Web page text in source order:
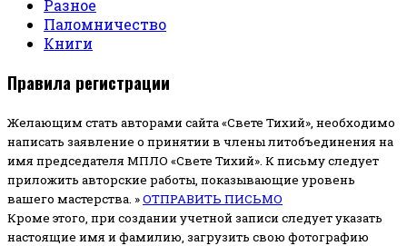
Разное
Паломничество
Книги
Правила регистрации
Желающим стать авторами сайта «Свете Тихий», необходимо
написать заявление о принятии в члены литобъединения на
имя председателя МПЛО «Свете Тихий». К письму следует
приложить авторские работы, показывающие уровень
вашего мастерства. »ОТПРАВИТЬ ПИСЬМО
Кроме этого, при создании учетной записи следует указать
настоящие имя и фамилию, загрузить свою фотографию